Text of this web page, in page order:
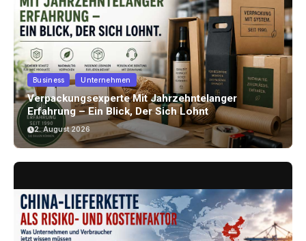
Business Unternehmen
Verpackungsexperte Mit Jahrzehntelanger
Erfahrung – Ein Blick, Der Sich Lohnt
2. August 2026